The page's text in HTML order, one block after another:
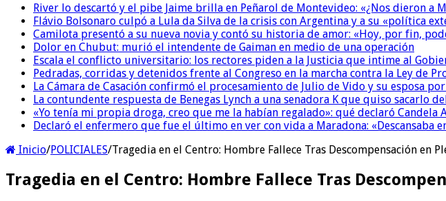
River lo descartó y el pibe Jaime brilla en Peñarol de Montevideo: «¿Nos dieron a
Flávio Bolsonaro culpó a Lula da Silva de la crisis con Argentina y a su «política
Camilota presentó a su nueva novia y contó su historia de amor: «Hoy, por fin,
Dolor en Chubut: murió el intendente de Gaiman en medio de una operación
Escala el conflicto universitario: los rectores piden a la Justicia que intime al
Pedradas, corridas y detenidos frente al Congreso en la marcha contra la Ley de
La Cámara de Casación confirmó el procesamiento de Julio de Vido y su esposa
La contundente respuesta de Benegas Lynch a una senadora K que quiso sacarlo
«Yo tenía mi propia droga, creo que me la habían regalado»: qué declaró Candela
Declaró el enfermero que fue el último en ver con vida a Maradona: «Descansaba
Inicio/POLICIALES/Tragedia en el Centro: Hombre Fallece Tras Descompensación en
Tragedia en el Centro: Hombre Fallece Tras